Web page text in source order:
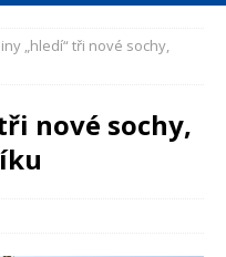
„hledí“ tři nové sochy,
nové sochy,